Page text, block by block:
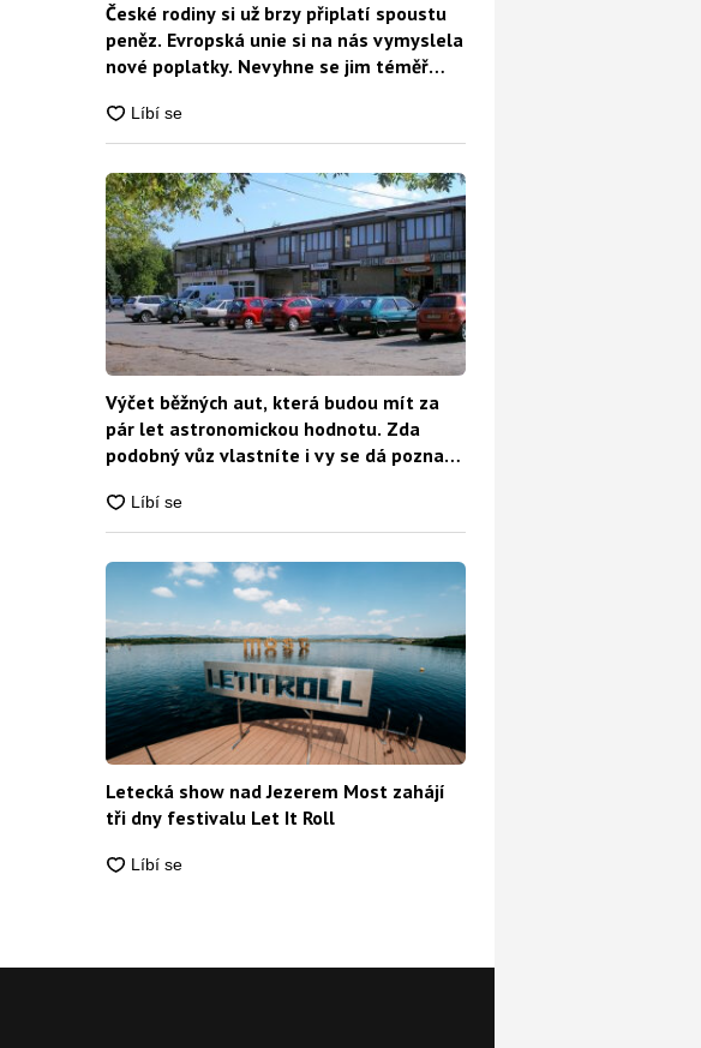
České rodiny si už brzy připlatí spoustu
peněz. Evropská unie si na nás vymyslela
nové poplatky. Nevyhne se jim téměř
Výčet běžných aut, která budou mít za
pár let astronomickou hodnotu. Zda
podobný vůz vlastníte i vy se dá poznat
Letecká show nad Jezerem Most zahájí
tři dny festivalu Let It Roll